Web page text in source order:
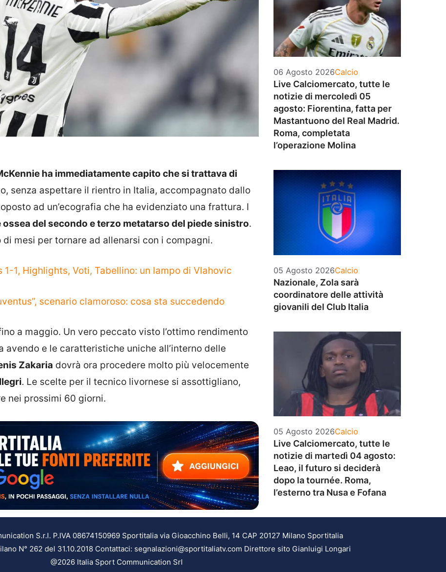
ha immediatamente capito che si trattava di
senza aspettare il rientro in Italia, accompagnato dallo
ad un’ecografia che ha evidenziato una frattura. I
ossea del secondo e terzo metatarso del piede sinistro.
mesi per tornare ad allenarsi con i compagni.
1, Highlights, Voti, Tabellino: un lampo di Vlahovic
scenario clamoroso: cosa sta succedendo
a maggio. Un vero peccato visto l’ottimo rendimento
e le caratteristiche uniche all’interno delle
Zakaria dovrà ora procedere molto più velocemente
. Le scelte per il tecnico livornese si assottigliano,
nei prossimi 60 giorni.
06 Agosto 2026Categorie
Calcio
Live Calciomercato, tutte le
notizie di mercoledì 05
agosto: Fiorentina, fatta per
Mastantuono del Real Madrid.
Roma, completata
l’operazione Molina
05 Agosto 2026Categorie
Calcio
Nazionale, Zola sarà
coordinatore delle attività
giovanili del Club Italia
05 Agosto 2026Categorie
Calcio
Live Calciomercato, tutte le
notizie di martedì 04 agosto:
Leao, il futuro si deciderà
dopo la tournée. Roma,
l’esterno tra Nusa e Fofana
S.r.l. P.IVA 08674150969 Sportitalia via Gioacchino Belli, 14 CAP 20127 Milano Sportitalia
N° 262 del 31.10.2018 Contattaci: segnalazioni@sportitaliatv.com Direttore sito Gianluigi Longari
@2026 Italia Sport Communication Srl